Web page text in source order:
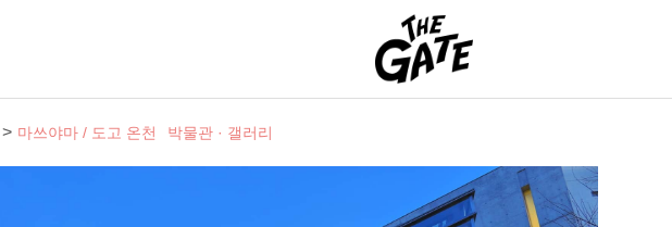
마쓰야마 / 도고 온천 박물관 · 갤러리